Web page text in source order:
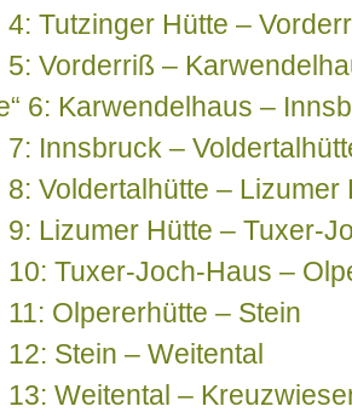
Tutzinger Hütte –
5: Vorderriß –
6: Karwendelhaus –
Innsbruck –
Voldertalhütte – Lizumer
9: Lizumer Hütte – Tuxer-
10: Tuxer-Joch-Haus –
Olpererhütte – Stein
Stein – Weitental
13: Weitental –